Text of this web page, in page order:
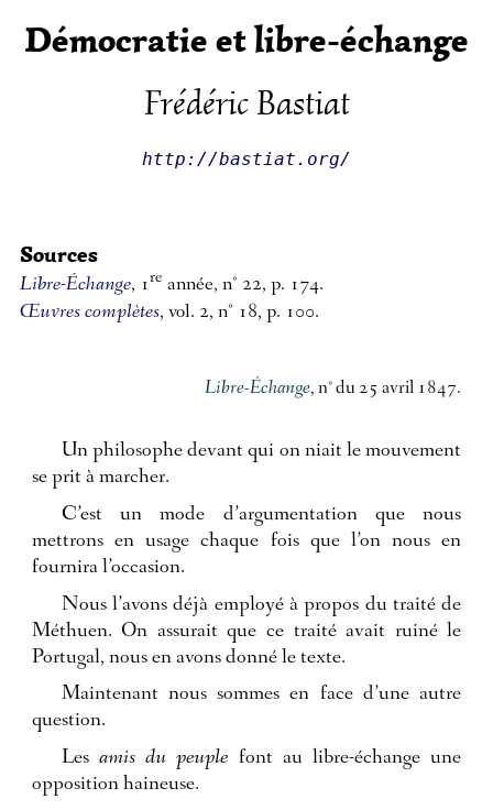
Démocratie et libre-échange
Frédéric Bastiat
http://bastiat.org/
Sources
Libre-Échange, 1re année, n° 22, p. 174.
Œuvres complètes, vol. 2, n° 18, p. 100.
Libre-Échange, n° du 25 avril 1847.
Un philosophe devant qui on niait le mouvement
se prit à marcher.
C’est un mode d’argumentation que nous
mettrons en usage chaque fois que l’on nous en
fournira l’occasion.
Nous l’avons déjà employé à propos du traité de
Méthuen. On assurait que ce traité avait ruiné le
Portugal, nous en avons donné le texte.
Maintenant nous sommes en face d’une autre
question.
Les amis du peuple font au libre-échange une
opposition haineuse.